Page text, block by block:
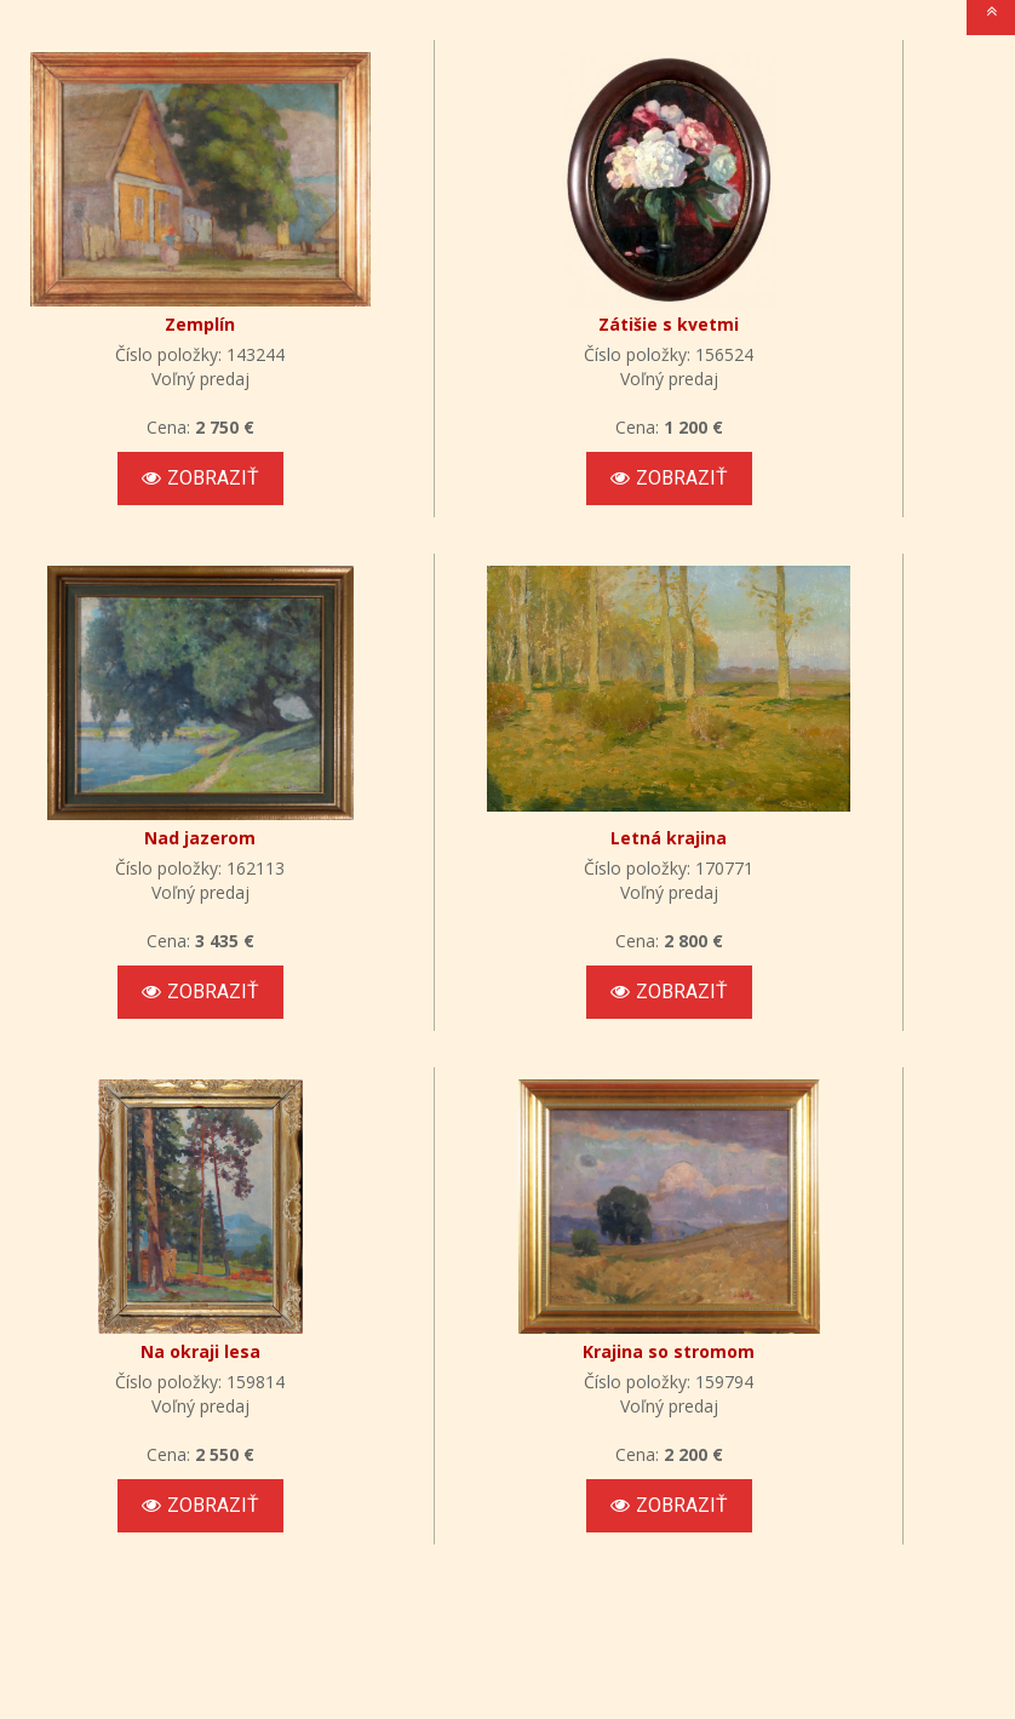
Zemplín
Číslo položky: 143244
Voľný predaj
Cena: 2 750 €
ZOBRAZIŤ
Zátišie s kvetmi
Číslo položky: 156524
Voľný predaj
Cena: 1 200 €
ZOBRAZIŤ
Nad jazerom
Číslo položky: 162113
Voľný predaj
Cena: 3 435 €
ZOBRAZIŤ
Letná krajina
Číslo položky: 170771
Voľný predaj
Cena: 2 800 €
ZOBRAZIŤ
Na okraji lesa
Číslo položky: 159814
Voľný predaj
Cena: 2 550 €
ZOBRAZIŤ
Krajina so stromom
Číslo položky: 159794
Voľný predaj
Cena: 2 200 €
ZOBRAZIŤ